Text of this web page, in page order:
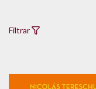
Filtrar